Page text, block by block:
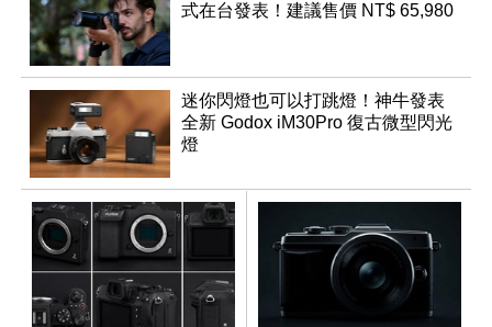
式在台發表！建議售價 NT$ 65,980
迷你閃燈也可以打跳燈！神牛發表
全新 Godox iM30Pro 復古微型閃光
燈